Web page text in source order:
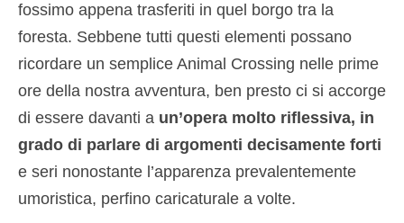
fossimo appena trasferiti in quel borgo tra la
foresta. Sebbene tutti questi elementi possano
ricordare un semplice Animal Crossing nelle prime
ore della nostra avventura, ben presto ci si accorge
di essere davanti a un’opera molto riflessiva, in
grado di parlare di argomenti decisamente forti
e seri nonostante l’apparenza prevalentemente
umoristica, perfino caricaturale a volte.